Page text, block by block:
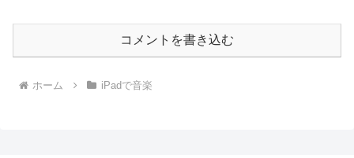
コメントを書き込む
ホーム iPadで音楽